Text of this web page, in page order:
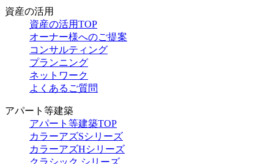
資産の活用
資産の活用TOP
オーナー様へのご提案
コンサルティング
プランニング
ネットワーク
よくあるご質問
アパート等建築
アパート等建築TOP
カラーアズSシリーズ
カラーアズHシリーズ
クラシック シリーズ